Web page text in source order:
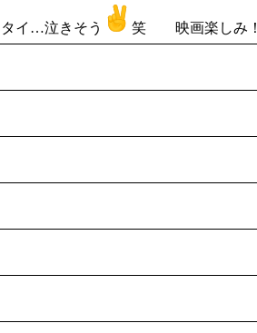
イ…泣きそう 笑 映画楽しみ！